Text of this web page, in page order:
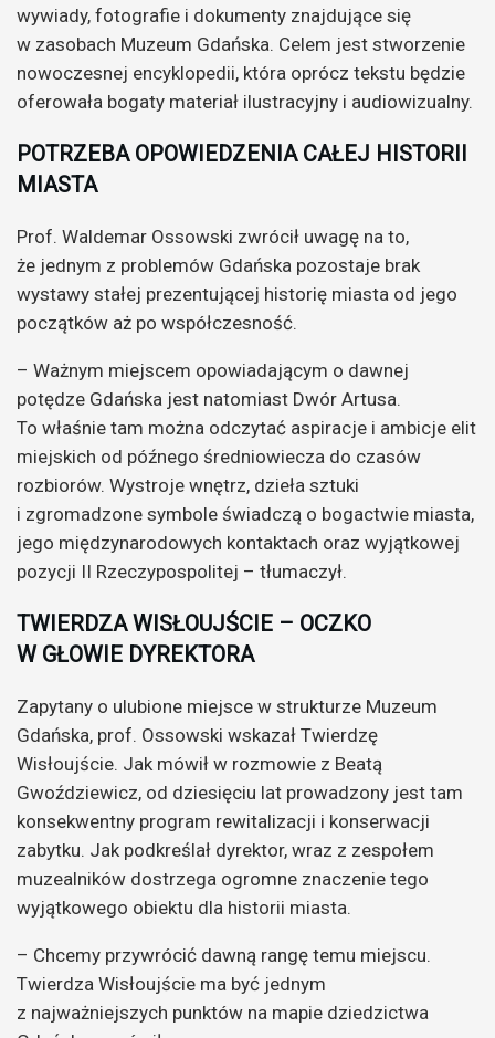
wywiady, fotografie i dokumenty znajdujące się
w zasobach Muzeum Gdańska. Celem jest stworzenie
nowoczesnej encyklopedii, która oprócz tekstu będzie
oferowała bogaty materiał ilustracyjny i audiowizualny.
POTRZEBA OPOWIEDZENIA CAŁEJ HISTORII
MIASTA
Prof. Waldemar Ossowski zwrócił uwagę na to,
że jednym z problemów Gdańska pozostaje brak
wystawy stałej prezentującej historię miasta od jego
początków aż po współczesność.
– Ważnym miejscem opowiadającym o dawnej
potędze Gdańska jest natomiast Dwór Artusa.
To właśnie tam można odczytać aspiracje i ambicje elit
miejskich od późnego średniowiecza do czasów
rozbiorów. Wystroje wnętrz, dzieła sztuki
i zgromadzone symbole świadczą o bogactwie miasta,
jego międzynarodowych kontaktach oraz wyjątkowej
pozycji II Rzeczypospolitej – tłumaczył.
TWIERDZA WISŁOUJŚCIE – OCZKO
W GŁOWIE DYREKTORA
Zapytany o ulubione miejsce w strukturze Muzeum
Gdańska, prof. Ossowski wskazał Twierdzę
Wisłoujście. Jak mówił w rozmowie z Beatą
Gwoździewicz, od dziesięciu lat prowadzony jest tam
konsekwentny program rewitalizacji i konserwacji
zabytku. Jak podkreślał dyrektor, wraz z zespołem
muzealników dostrzega ogromne znaczenie tego
wyjątkowego obiektu dla historii miasta.
– Chcemy przywrócić dawną rangę temu miejscu.
Twierdza Wisłoujście ma być jednym
z najważniejszych punktów na mapie dziedzictwa